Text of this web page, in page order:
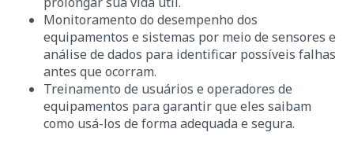
Monitoramento do desempenho dos
equipamentos e sistemas por meio de sensores e
análise de dados para identificar possíveis falhas
antes que ocorram.
Treinamento de usuários e operadores de
equipamentos para garantir que eles saibam
como usá-los de forma adequada e segura.